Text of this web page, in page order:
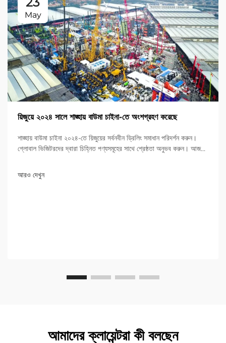
May
য়িজুয়ে ২০২৪ সালে শাঙ্হায় বাউমা চাইনা-তে অংশগ্রহণ করেছে
শাঙ্হায় বাউমা চাইনা ২০২৪-তে য়িজুয়ের সর্বনবীন ড্রিলিং সমাধান পরিদর্শন করুন।
গ্লোবাল ভিজিটরদের দ্বারা চিহ্নিত পণ্যসমূহের সাথে শ্রেষ্ঠতা অনুভব করুন। আজই
আরও দেখুন
আমাদের ক্লায়েন্টরা কী বলছেন